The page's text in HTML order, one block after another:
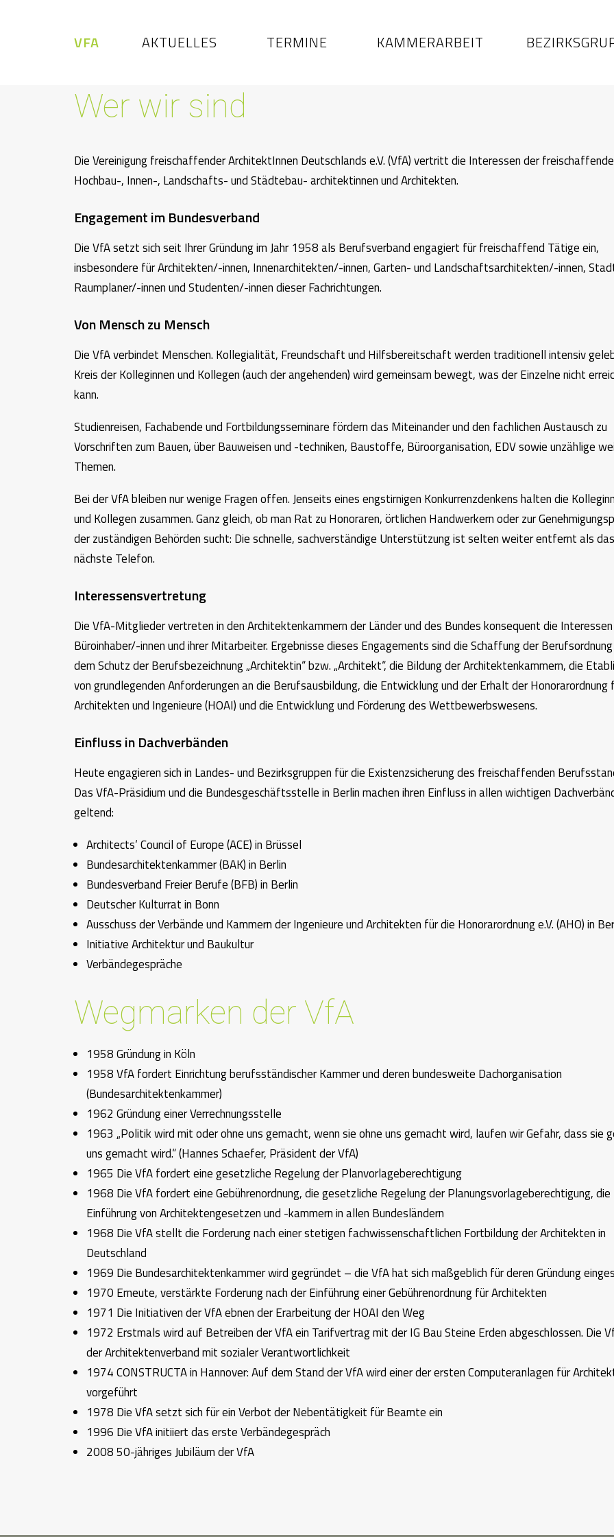
VFA AKTUELLES TERMINE KAMMERARBEIT
Wer wir sind
Die Vereinigung freischaffender ArchitektInnen Deutschlands e.V. (VfA) vertritt die Interessen der
Hochbau-, Innen-, Landschafts- und Städtebau- architektinnen und Architekten.
Engagement im Bundesverband
Die VfA setzt sich seit Ihrer Gründung im Jahr 1958 als Berufsverband engagiert für freischaffend Tätige ein,
insbesondere für Architekten/-innen, Innenarchitekten/-innen, Garten- und Landschaftsarchitekten/-innen,
Raumplaner/-innen und Studenten/-innen dieser Fachrichtungen.
Von Mensch zu Mensch
Die VfA verbindet Menschen. Kollegialität, Freundschaft und Hilfsbereitschaft werden traditionell intensiv
Kreis der Kolleginnen und Kollegen (auch der angehenden) wird gemeinsam bewegt, was der Einzelne nicht
kann.
Studienreisen, Fachabende und Fortbildungsseminare fördern das Miteinander und den fachlichen Austausch zu
Vorschriften zum Bauen, über Bauweisen und -techniken, Baustoffe, Büroorganisation, EDV sowie unzählige
Themen.
Bei der VfA bleiben nur wenige Fragen offen. Jenseits eines engstirnigen Konkurrenzdenkens halten die
und Kollegen zusammen. Ganz gleich, ob man Rat zu Honoraren, örtlichen Handwerkern oder zur
der zuständigen Behörden sucht: Die schnelle, sachverständige Unterstützung ist selten weiter entfernt als das
nächste Telefon.
Interessensvertretung
Die VfA-Mitglieder vertreten in den Architektenkammern der Länder und des Bundes konsequent die
Büroinhaber/-innen und ihrer Mitarbeiter. Ergebnisse dieses Engagements sind die Schaffung der
dem Schutz der Berufsbezeichnung „Architektin“ bzw. „Architekt“, die Bildung der Architektenkammern, die
von grundlegenden Anforderungen an die Berufsausbildung, die Entwicklung und der Erhalt der Honorarordnung
Architekten und Ingenieure (HOAI) und die Entwicklung und Förderung des Wettbewerbswesens.
Einfluss in Dachverbänden
Heute engagieren sich in Landes- und Bezirksgruppen für die Existenzsicherung des freischaffenden
Das VfA-Präsidium und die Bundesgeschäftsstelle in Berlin machen ihren Einfluss in allen wichtigen
geltend:
Architects‘ Council of Europe (ACE) in Brüssel
Bundesarchitektenkammer (BAK) in Berlin
Bundesverband Freier Berufe (BFB) in Berlin
Deutscher Kulturrat in Bonn
Ausschuss der Verbände und Kammern der Ingenieure und Architekten für die Honorarordnung e.V. (AHO) in
Initiative Architektur und Baukultur
Verbändegespräche
Wegmarken der VfA
1958 Gründung in Köln
1958 VfA fordert Einrichtung berufsständischer Kammer und deren bundesweite Dachorganisation
(Bundesarchitektenkammer)
1962 Gründung einer Verrechnungsstelle
1963 „Politik wird mit oder ohne uns gemacht, wenn sie ohne uns gemacht wird, laufen wir Gefahr, dass sie
uns gemacht wird.“ (Hannes Schaefer, Präsident der VfA)
1965 Die VfA fordert eine gesetzliche Regelung der Planvorlageberechtigung
1968 Die VfA fordert eine Gebührenordnung, die gesetzliche Regelung der Planungsvorlageberechtigung, die
Einführung von Architektengesetzen und -kammern in allen Bundesländern
1968 Die VfA stellt die Forderung nach einer stetigen fachwissenschaftlichen Fortbildung der Architekten in
Deutschland
1969 Die Bundesarchitektenkammer wird gegründet – die VfA hat sich maßgeblich für deren Gründung
1970 Erneute, verstärkte Forderung nach der Einführung einer Gebührenordnung für Architekten
1971 Die Initiativen der VfA ebnen der Erarbeitung der HOAI den Weg
1972 Erstmals wird auf Betreiben der VfA ein Tarifvertrag mit der IG Bau Steine Erden abgeschlossen. Die
der Architektenverband mit sozialer Verantwortlichkeit
1974 CONSTRUCTA in Hannover: Auf dem Stand der VfA wird einer der ersten Computeranlagen für
vorgeführt
1978 Die VfA setzt sich für ein Verbot der Nebentätigkeit für Beamte ein
1996 Die VfA initiiert das erste Verbändegespräch
2008 50-jähriges Jubiläum der VfA